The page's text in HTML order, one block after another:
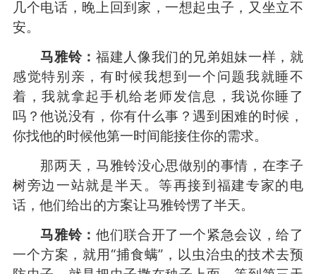
几个电话，晚上回到家，一想起虫子，又坐立不
安。
马雅铃： 福建人像我们的兄弟姐妹一样，就
感觉特别亲，有时候我想到一个问题我就睡不
着，我就拿起手机给老师发信息，我说你睡了
吗？他说没有，你有什么事？遇到困难的时候，
你找他的时候他第一时间能接住你的需求。
那两天，马雅铃没心思做别的事情，在李子
树旁边一站就是半天。等再接到福建专家的电
话，他们给出的方案让马雅铃愣了半天。
马雅铃： 他们联合开了一个紧急会议，给了
一个方案，就用“捕食螨”，以虫治虫的技术去预